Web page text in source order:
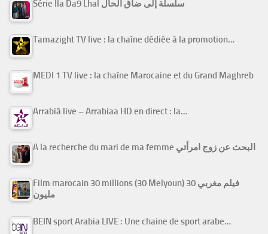
Série Ila Da9 Lhal سلسلة إلى ضاق الحال
Tamazight TV live : la chaîne dédiée à la promotion…
MEDI 1 TV live : la chaîne Marocaine et du Grand Maghreb
Arrabiâ live – Arrabiaa HD en direct : la…
A la recherche du mari de ma femme البحث عن زوج امرأتي
Film marocain 30 millions (30 Melyoun) فيلم مغربي 30
مليون
BEIN sport Arabia LIVE : Une chaine de sport arabe…